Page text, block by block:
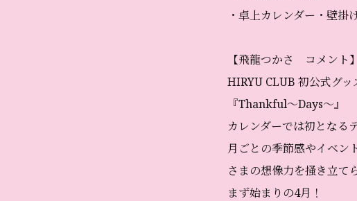
・卓上カレンダー・壁掛
【飛龍つかさ コメント】
HIRYU CLUB 初公式グ
『Thankful〜Days〜』
カレンダーでは初となる
月ごとの季節感やイベン
さまの想像力を掻き立て
まず始まりの4月！